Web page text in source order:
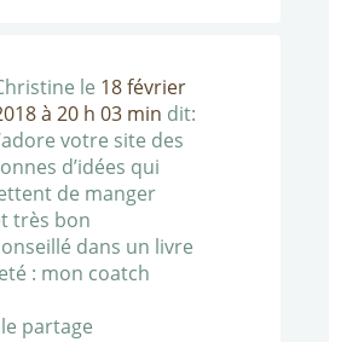
le 18 février
à 20 h 03 min dit:
votre site des
d’idées qui
de manger
très bon
dans un livre
: mon coatch
partage